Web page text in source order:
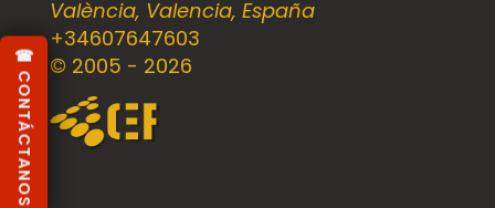
València, Valencia, España
+34607647603
© 2005 - 2026
☎ CONTÁCTANOS